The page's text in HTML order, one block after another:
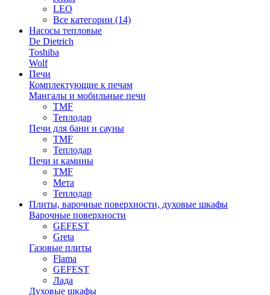
LEO
Все категории (14)
Насосы тепловые
De Dietrich
Toshiba
Wolf
Печи
Комплектующие к печам
Мангалы и мобильные печи
TMF
Теплодар
Печи для бани и сауны
TMF
Теплодар
Печи и камины
TMF
Мета
Теплодар
Плиты, варочные поверхности, духовые шкафы
Варочные поверхности
GEFEST
Greta
Газовые плиты
Flama
GEFEST
Лада
Духовые шкафы